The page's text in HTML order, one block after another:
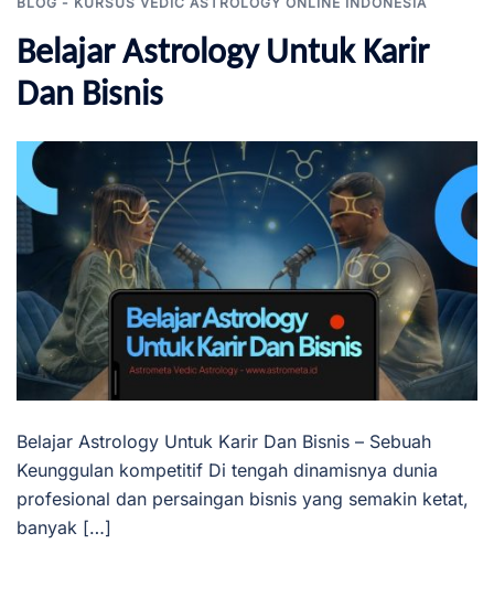
Belajar Astrology Untuk Karir
Dan Bisnis
Belajar Astrology Untuk Karir Dan Bisnis – Sebuah
Keunggulan kompetitif Di tengah dinamisnya dunia
profesional dan persaingan bisnis yang semakin ketat,
banyak […]